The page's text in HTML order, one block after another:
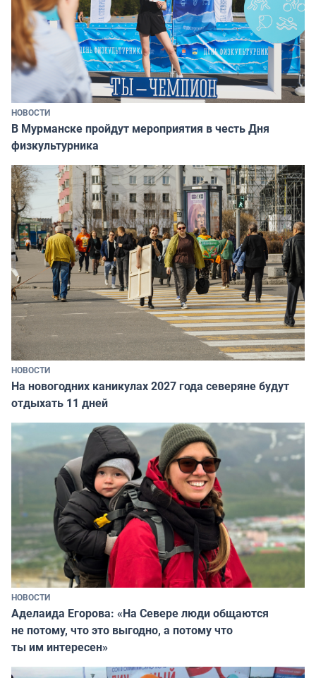
НОВОСТИ
В Мурманске пройдут мероприятия в честь Дня
физкультурника
НОВОСТИ
На новогодних каникулах 2027 года северяне будут
отдыхать 11 дней
НОВОСТИ
Аделаида Егорова: «На Севере люди общаются
не потому, что это выгодно, а потому что
ты им интересен»